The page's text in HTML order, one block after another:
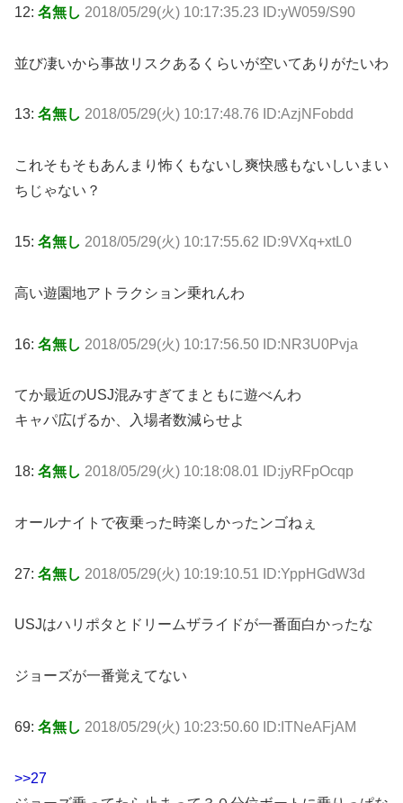
12: 名無し 2018/05/29(火) 10:17:35.23 ID:yW059/S90
並び凄いから事故リスクあるくらいが空いてありがたいわ
13: 名無し 2018/05/29(火) 10:17:48.76 ID:AzjNFobdd
これそもそもあんまり怖くもないし爽快感もないしいまい
ちじゃない？
15: 名無し 2018/05/29(火) 10:17:55.62 ID:9VXq+xtL0
高い遊園地アトラクション乗れんわ
16: 名無し 2018/05/29(火) 10:17:56.50 ID:NR3U0Pvja
てか最近のUSJ混みすぎてまともに遊べんわ
キャパ広げるか、入場者数減らせよ
18: 名無し 2018/05/29(火) 10:18:08.01 ID:jyRFpOcqp
オールナイトで夜乗った時楽しかったンゴねぇ
27: 名無し 2018/05/29(火) 10:19:10.51 ID:YppHGdW3d
USJはハリポタとドリームザライドが一番面白かったな
ジョーズが一番覚えてない
69: 名無し 2018/05/29(火) 10:23:50.60 ID:ITNeAFjAM
>>27